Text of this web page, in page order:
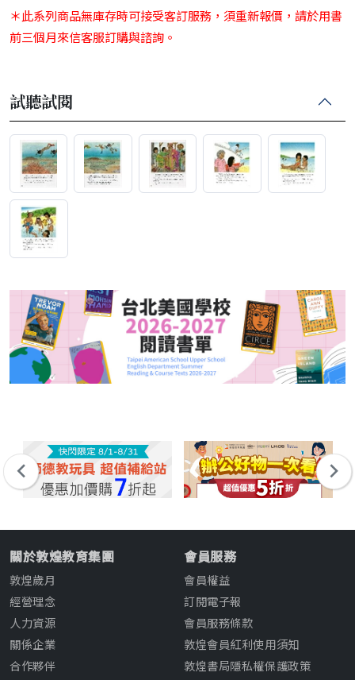
＊此系列商品無庫存時可接受客訂服務，須重新報價，請於用書
前三個月來信客服訂購與諮詢。
試聽試閱
關於敦煌教育集團
敦煌歲月
經營理念
人力資源
關係企業
合作夥伴
會員服務
會員權益
訂閱電子報
會員服務條款
敦煌會員紅利使用須知
敦煌書局隱私權保護政策